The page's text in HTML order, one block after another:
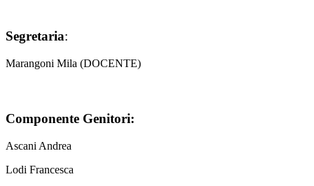
Segretaria:
Marangoni Mila (DOCENTE)
Componente Genitori:
Ascani Andrea
Lodi Francesca